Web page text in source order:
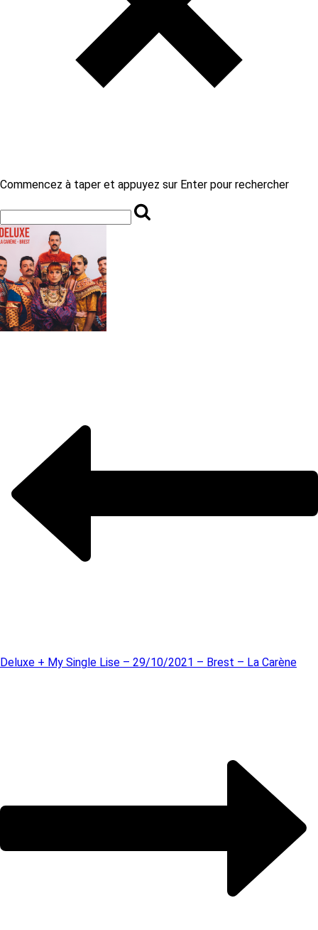
Commencez à taper et appuyez sur Enter pour rechercher
Deluxe + My Single Lise – 29/10/2021 – Brest – La Carène